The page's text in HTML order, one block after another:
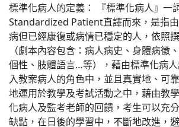
標準化病人的定義： 『標準化病人』一
Standardized Patient直譯而來，是指
病但已經康復或病情已穩定的人，依照
（劇本內容包含：病人病史、身體病徵
個性、肢體語言…等），藉由標準化病
入教案病人的角色中，並且真實地、可
地運用於教學及考試活動之中，藉由教
化病人及監考老師的回饋，考生可以充
缺點，在日後的學習中，不斷地改進，